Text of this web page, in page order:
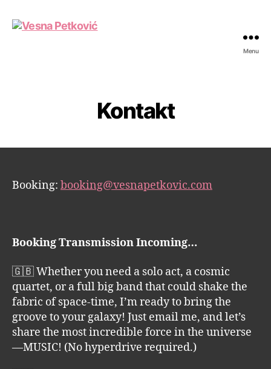
Menu
Kontakt
Booking: booking@vesnapetkovic.com
Booking Transmission Incoming…
🇬🇧 Whether you need a solo act, a cosmic
quartet, or a full big band that could shake the
fabric of space-time, I’m ready to bring the
groove to your galaxy! Just email me, and let’s
share the most incredible force in the universe
—MUSIC! (No hyperdrive required.)